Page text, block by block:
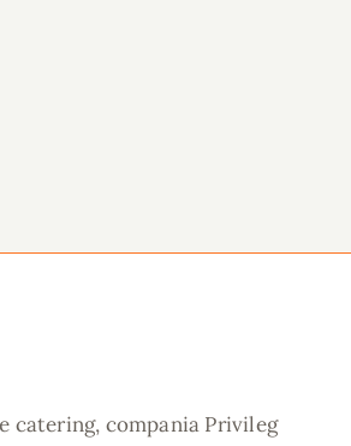
catering, compania Privileg